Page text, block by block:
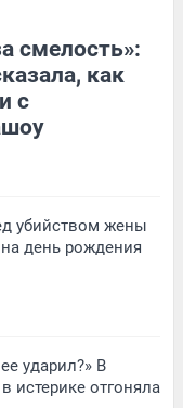
смелость»:
как
с
убийством жены
на день рождения
ударил?» В
истерике отгоняла